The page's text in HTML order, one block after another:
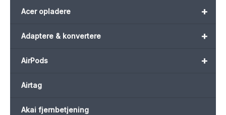
+
Acer opladere
+
Adaptere & konvertere
+
AirPods
Airtag
Akai fjernbetjening